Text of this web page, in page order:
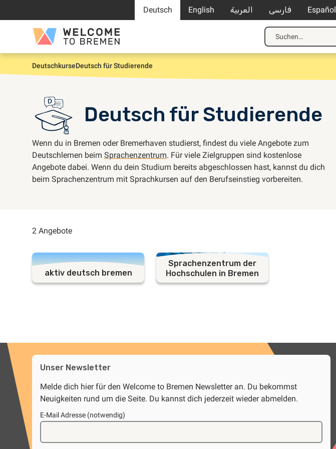
Deutsch English العربية فارسی Español
Welcome
to
Bremen
Suche
nach:
Start
DeutschkurseDeutsch für Studierende
Deutsch für Studierende
Wenn du in Bremen oder Bremerhaven studierst, findest du viele Angebote zum
Deutschlernen beim Sprachenzentrum. Für viele Zielgruppen sind kostenlose
Angebote dabei. Wenn du dein Studium bereits abgeschlossen hast, kannst du dich
beim Sprachenzentrum mit Sprachkursen auf den Berufseinstieg vorbereiten.
2 Angebote
aktiv deutsch bremen
Sprachenzentrum der
Hochschulen in Bremen
Unser Newsletter
Melde dich hier für den Welcome to Bremen Newsletter an. Du bekommst
Neuigkeiten rund um die Seite. Du kannst dich jederzeit wieder abmelden.
E-Mail Adresse (notwendig)